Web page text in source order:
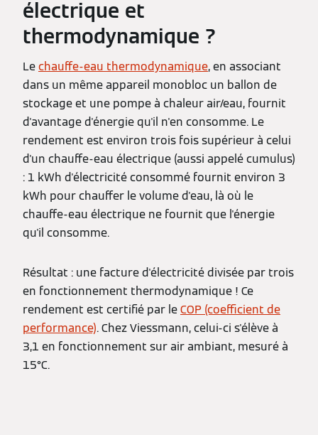
électrique et
thermodynamique ?
Lechauffe-eau thermodynamique, en associant
dans un même appareil monobloc un ballon de
stockage et une pompe à chaleur air/eau, fournit
d'avantage d'énergie qu'il n'en consomme. Le
rendement est environ trois fois supérieur à celui
d'un chauffe-eau électrique (aussi appelé cumulus)
: 1 kWh d'électricité consommé fournit environ 3
kWh pour chauffer le volume d'eau, là où le
chauffe-eau électrique ne fournit que l'énergie
qu'il consomme.
Résultat : une facture d'électricité divisée par trois
en fonctionnement thermodynamique ! Ce
rendement est certifié par leCOP (coefficient de
performance). Chez Viessmann, celui-ci s'élève à
3,1 en fonctionnement sur air ambiant, mesuré à
15°C.